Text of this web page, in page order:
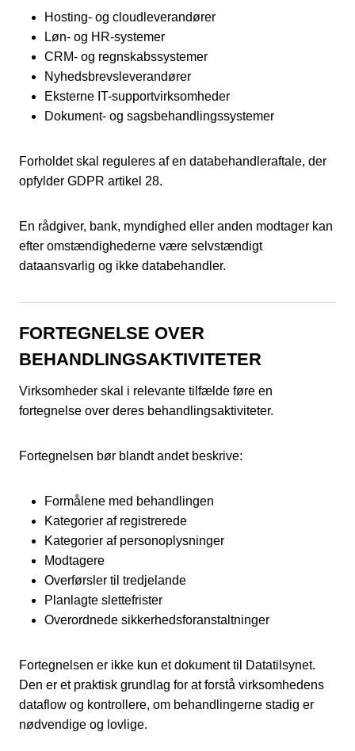
Hosting- og cloudleverandører
Løn- og HR-systemer
CRM- og regnskabssystemer
Nyhedsbrevsleverandører
Eksterne IT-supportvirksomheder
Dokument- og sagsbehandlingssystemer
Forholdet skal reguleres af en databehandleraftale, der
opfylder GDPR artikel 28.
En rådgiver, bank, myndighed eller anden modtager kan
efter omstændighederne være selvstændigt
dataansvarlig og ikke databehandler.
FORTEGNELSE OVER
BEHANDLINGSAKTIVITETER
Virksomheder skal i relevante tilfælde føre en
fortegnelse over deres behandlingsaktiviteter.
Fortegnelsen bør blandt andet beskrive:
Formålene med behandlingen
Kategorier af registrerede
Kategorier af personoplysninger
Modtagere
Overførsler til tredjelande
Planlagte slettefrister
Overordnede sikkerhedsforanstaltninger
Fortegnelsen er ikke kun et dokument til Datatilsynet.
Den er et praktisk grundlag for at forstå virksomhedens
dataflow og kontrollere, om behandlingerne stadig er
nødvendige og lovlige.